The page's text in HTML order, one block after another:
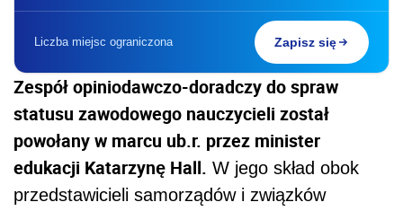
Liczba miejsc ograniczona Zapisz się
Zespół opiniodawczo-doradczy do spraw
statusu zawodowego nauczycieli został
powołany w marcu ub.r. przez minister
edukacji Katarzynę Hall. W jego skład obok
przedstawicieli samorządów i związków